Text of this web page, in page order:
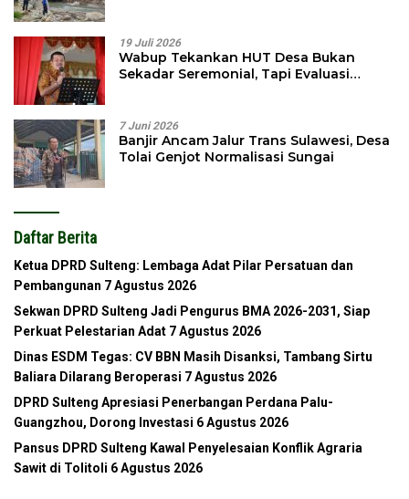
19 Juli 2026
Wabup Tekankan HUT Desa Bukan
Sekadar Seremonial, Tapi Evaluasi
7 Juni 2026
Banjir Ancam Jalur Trans Sulawesi, Desa
Tolai Genjot Normalisasi Sungai
Daftar Berita
Ketua DPRD Sulteng: Lembaga Adat Pilar Persatuan dan
Pembangunan 7 Agustus 2026
Sekwan DPRD Sulteng Jadi Pengurus BMA 2026-2031, Siap
Perkuat Pelestarian Adat 7 Agustus 2026
Dinas ESDM Tegas: CV BBN Masih Disanksi, Tambang Sirtu
Baliara Dilarang Beroperasi 7 Agustus 2026
DPRD Sulteng Apresiasi Penerbangan Perdana Palu-
Guangzhou, Dorong Investasi 6 Agustus 2026
Pansus DPRD Sulteng Kawal Penyelesaian Konflik Agraria
Sawit di Tolitoli 6 Agustus 2026